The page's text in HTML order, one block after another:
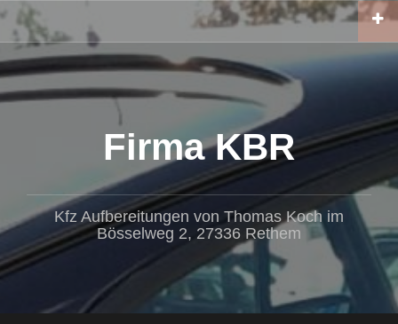
Zum
Inhalt
springen
Firma KBR
Kfz Aufbereitungen von Thomas Koch im
Bösselweg 2, 27336 Rethem